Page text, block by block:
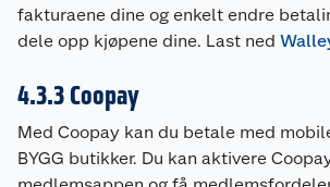
fakturaene dine og enkelt endre
dele opp kjøpene dine. Last ned
4.3.3 Coopay
Med Coopay kan du betale med
BYGG butikker. Du kan aktivere